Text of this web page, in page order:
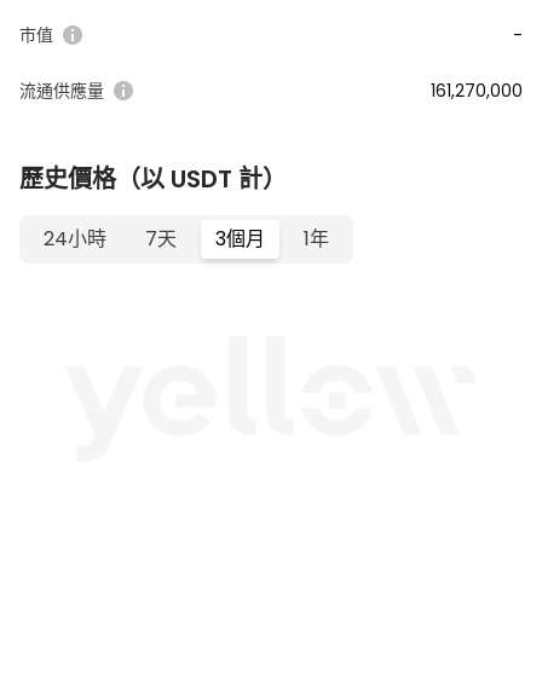
市值 -
流通供應量 161,270,000
歷史價格（以 USDT 計）
24小時 7天 3個月 1年